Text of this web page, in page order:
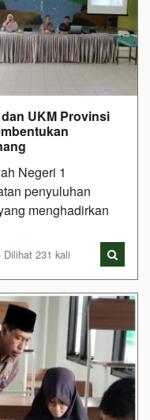
UKM Provinsi
Negeri 1
penyuluhan
menghadirkan
231 kali